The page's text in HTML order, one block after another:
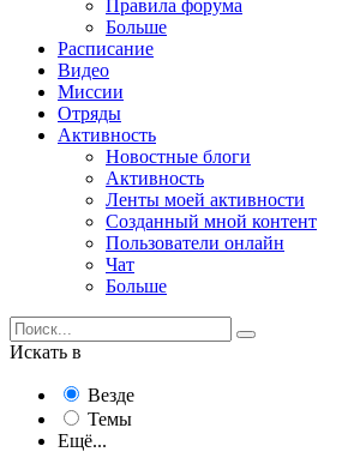
Правила форума
Больше
Расписание
Видео
Миссии
Отряды
Активность
Новостные блоги
Активность
Ленты моей активности
Созданный мной контент
Пользователи онлайн
Чат
Больше
Искать в
Везде
Темы
Ещё...